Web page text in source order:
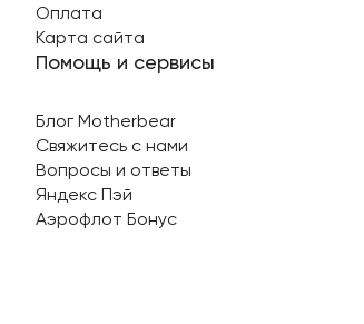
Оплата
Карта сайта
Помощь и сервисы
Блог Motherbear
Свяжитесь с нами
Вопросы и ответы
Яндекс Пэй
Аэрофлот Бонус